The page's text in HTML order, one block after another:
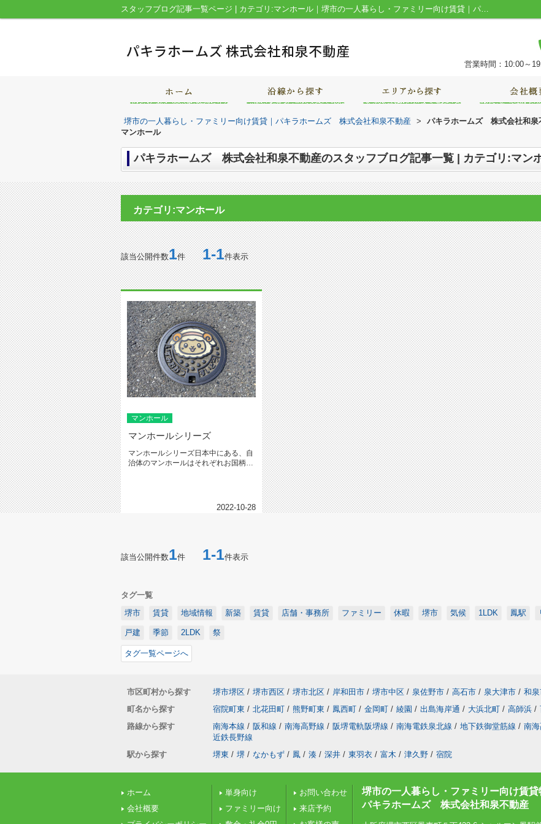
スタッフブログ記事一覧ページ | カテゴリ:マンホール｜堺市の一人暮らし・ファミリー向け賃貸｜パキラホームズ 株式会社和泉不動産
営業時間：10:00～
堺市の一人暮らし・ファミリー向け賃貸｜パキラホームズ 株式会社和泉不動産 >
パキラホームズ 株式会社和泉
マンホール
パキラホームズ 株式会社和泉不動産のスタッフブログ記事一覧 | カテゴリ:マン
カテゴリ:マンホール
該当公開件数1件1-1件表示
マンホール
マンホールシリーズ
マンホールシリーズ日本中にある、自
治体のマンホールはそれぞれお国柄、
2022-10-28
該当公開件数1件 1-1件表示
タグ一覧
堺市
賃貸 地域情報 新築 賃貸 店舗・事務所 ファミリー 休暇 堺市 気候 1LDK 鳳駅
戸建 季節 2LDK 祭
タグ一覧ページへ
市区町村から探す 堺市堺区 / 堺市西区 / 堺市北区 / 岸和田市 / 堺市中区 / 泉佐野市 / 高石市 / 泉大津市 / 和
町名から探す
宿院町東 / 北花田町 / 熊野町東 / 鳳西町 / 金岡町 / 綾園 / 出島海岸通 / 大浜北町 / 高師浜 /
路線から探す
南海本線 / 阪和線 / 南海高野線 / 阪堺電軌阪堺線 / 南海電鉄泉北線 / 地下鉄御堂筋線 / 南
近鉄長野線
駅から探す
堺東 / 堺 / なかもず / 鳳 / 湊 / 深井 / 東羽衣 / 富木 / 津久野 / 宿院
ホーム
会社概要
単身向け
ファミリー向け
お問い合わせ
来店予約
堺市の一人暮らし・ファミリー向け賃貸
パキラホームズ 株式会社和泉不動産